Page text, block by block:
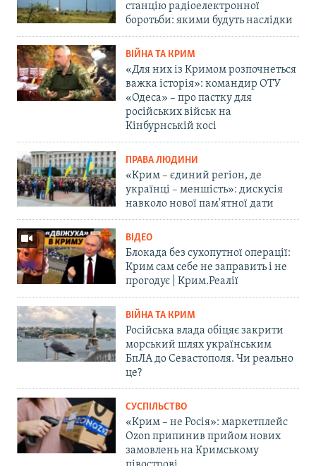
станцію радіоелектронної
боротьби: якими будуть наслідки
ВІЙНА ТА КРИМ
«Для них із Кримом розпочнеться
важка історія»: командир ОТУ
«Одеса» – про пастку для
російських військ на
Кінбурнській косі
ПРАВА ЛЮДИНИ
«Крим – єдиний регіон, де
українці – меншість»: дискусія
навколо нової пам'ятної дати
ВІДЕО
Блокада без сухопутної операції:
Крим сам себе не заправить і не
прогодує | Крим.Реалії
ВІЙНА ТА КРИМ
Російська влада обіцяє закрити
морський шлях українським
БпЛА до Севастополя. Чи реально
це?
СУСПІЛЬСТВО
«Крим – не Росія»: маркетплейс
Ozon припинив прийом нових
замовлень на Кримському